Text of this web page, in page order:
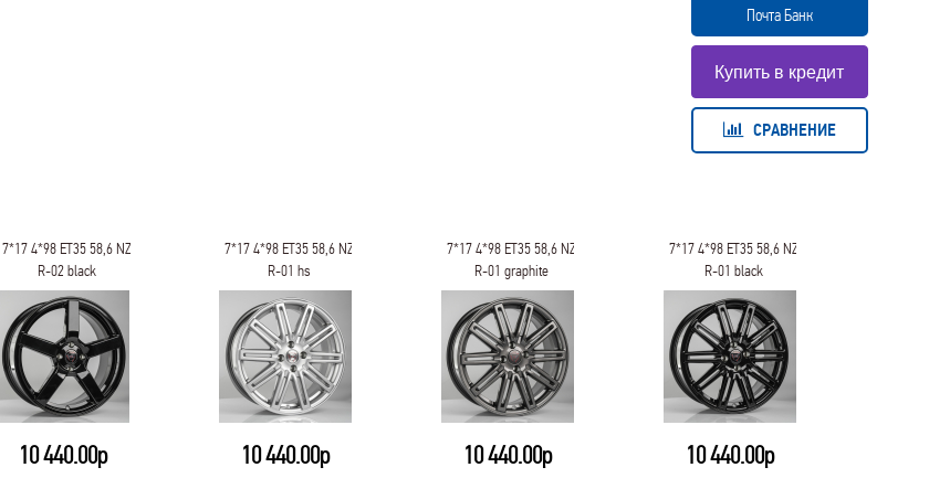
Почта Банк
СРАВНЕНИЕ
7*17 4*98 ET35 58,6 NZ
R-02 black
10 440.00р
7*17 4*98 ET35 58,6 NZ
R-01 hs
10 440.00р
7*17 4*98 ET35 58,6 NZ
R-01 graphite
10 440.00р
7*17 4*98 ET35 58,6 NZ
R-01 black
10 440.00р